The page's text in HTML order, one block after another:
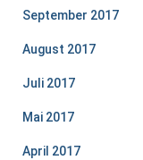
September 2017
August 2017
Juli 2017
Mai 2017
April 2017